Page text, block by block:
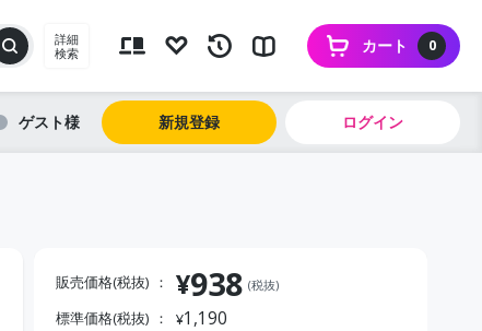
詳細
検索
0
カート
ゲスト 新規登録 ログイン
販売価格(税抜) ¥938 (税抜)
標準価格(税抜) ¥1,190